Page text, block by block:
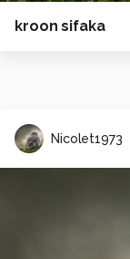
kroon sifaka
Nicolet1973